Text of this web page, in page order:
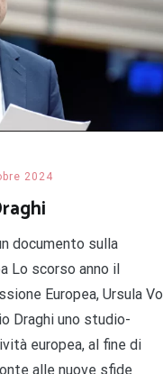
2024
documento sulla
Lo scorso anno il
Europea, Ursula
Draghi uno studio-
europea, al fine di
alle nuove sfide